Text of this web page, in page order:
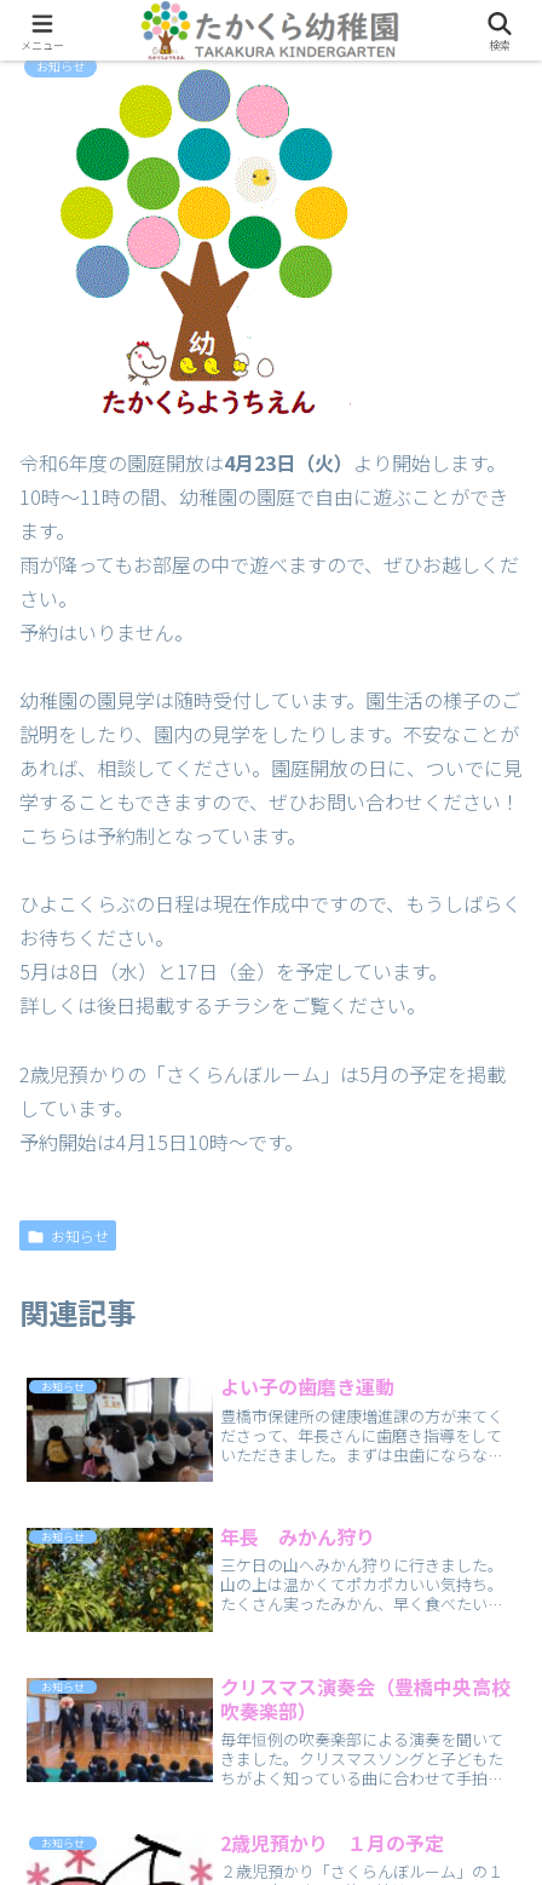
お知らせ
令和6年度の園庭開放は4月23日（火） より開始します。
10時～11時の間、幼稚園の園庭で自由に遊ぶことができ
ます。
雨が降ってもお部屋の中で遊べますので、ぜひお越しくだ
さい。
予約はいりません。
幼稚園の園見学は随時受付しています。園生活の様子のご
説明をしたり、園内の見学をしたりします。不安なことが
あれば、相談してください。園庭開放の日に、ついでに見
学することもできますので、ぜひお問い合わせください！
こちらは予約制となっています。
ひよこくらぶの日程は現在作成中ですので、もうしばらく
お待ちください。
5月は8日（水）と17日（金）を予定しています。
詳しくは後日掲載するチラシをご覧ください。
2歳児預かりの「さくらんぼルーム」は5月の予定を掲載
しています。
予約開始は4月15日10時～です。
お知らせ
関連記事
お知らせ よい子の歯磨き運動
豊橋市保健所の健康増進課の方が来てく
ださって、年長さんに歯磨き指導をして
いただきました。まずは虫歯にならない
歯を磨いて、虫歯を防ぎま...
お知らせ 年長 みかん狩り
三ケ日の山へみかん狩りに行きました。
山の上は温かくてポカポカいい気持ち。
たくさん実ったみかん、早く食べたい
お知らせ
クリスマス演奏会（豊橋中央高校
吹奏楽部）
毎年恒例の吹奏楽部による演奏を聞いて
きました。クリスマスソングと子どもた
ちがよく知っている曲に合わせて手拍子
お知らせ 2歳児預かり １月の予定
２歳児預かり「さくらんぼルーム」の１
メニュー 検索